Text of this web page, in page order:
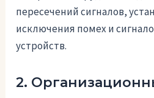
пересечений сигналов,
исключения помех и
устройств.
2.